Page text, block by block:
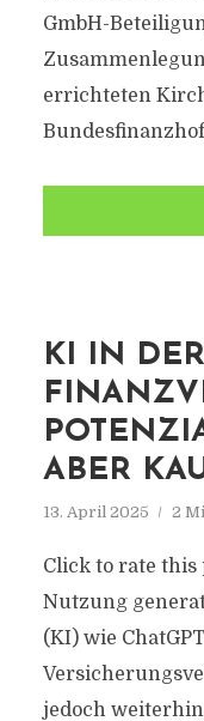
GmbH-
errichteten
KI IN DER
ABER
13. April 2025 2
Click to rate this
Nutzung
(KI) wie
jedoch